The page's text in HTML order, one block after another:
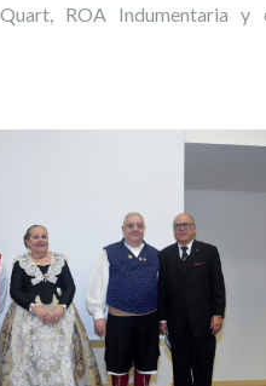
ROA Indumentaria y